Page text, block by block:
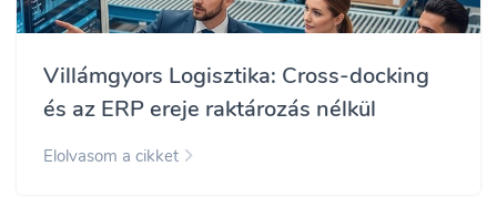
Villámgyors Logisztika: Cross-docking
és az ERP ereje raktározás nélkül
Elolvasom a cikket